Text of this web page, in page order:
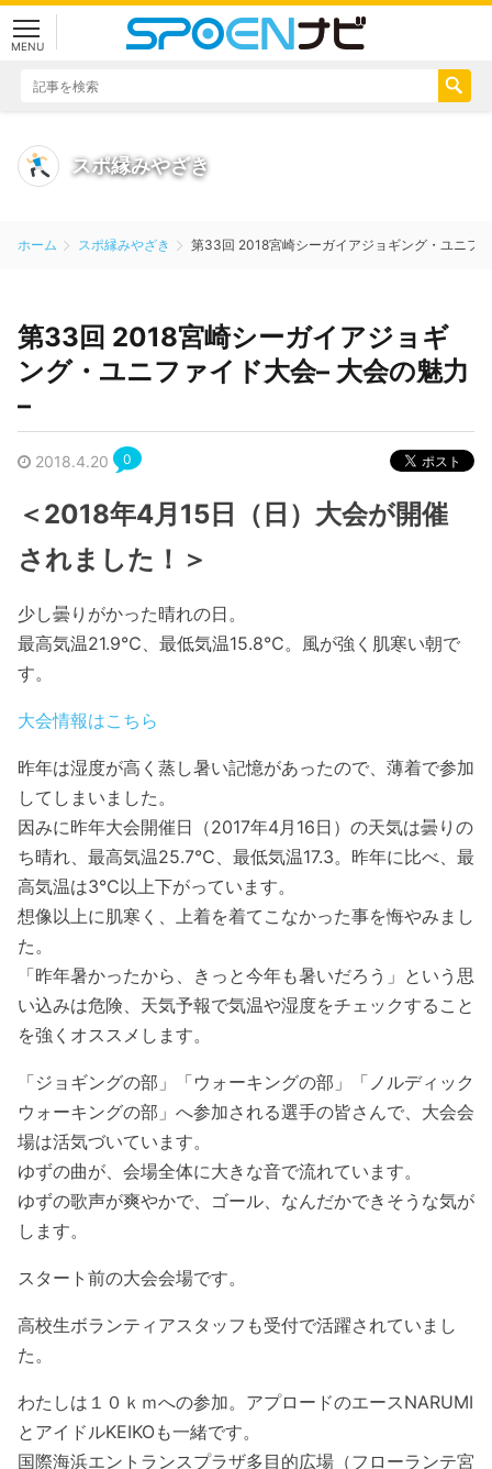
MENU
スポ縁みやざき
ホーム スポ縁みやざき 第33回 2018宮崎シーガイアジョギング・ユニフ
第33回 2018宮崎シーガイアジョギ
ング・ユニファイド大会– 大会の魅力
–
2018.4.20 0
＜2018年4月15日（日）大会が開催
されました！＞
少し曇りがかった晴れの日。
最高気温21.9℃、最低気温15.8℃。風が強く肌寒い朝で
す。
大会情報はこちら
昨年は湿度が高く蒸し暑い記憶があったので、薄着で参加
してしまいました。
因みに昨年大会開催日（2017年4月16日）の天気は曇りの
ち晴れ、最高気温25.7℃、最低気温17.3。昨年に比べ、最
高気温は3℃以上下がっています。
想像以上に肌寒く、上着を着てこなかった事を悔やみまし
た。
「昨年暑かったから、きっと今年も暑いだろう」という思
い込みは危険、天気予報で気温や湿度をチェックすること
を強くオススメします。
「ジョギングの部」「ウォーキングの部」「ノルディック
ウォーキングの部」へ参加される選手の皆さんで、大会会
場は活気づいています。
ゆずの曲が、会場全体に大きな音で流れています。
ゆずの歌声が爽やかで、ゴール、なんだかできそうな気が
します。
スタート前の大会会場です。
高校生ボランティアスタッフも受付で活躍されていまし
た。
わたしは１０ｋｍへの参加。アプロードのエースNARUMI
とアイドルKEIKOも一緒です。
国際海浜エントランスプラザ多目的広場（フローランテ宮